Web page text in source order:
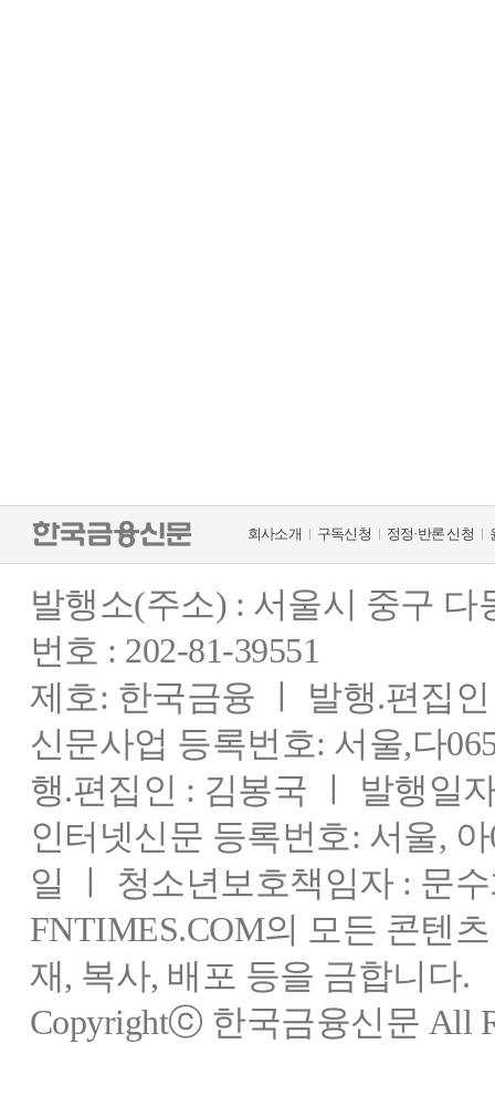
회사소개 구독신청 정정·반론 신청
발행소(주소) : 서울시 중구
번호 : 202-81-39551
제호: 한국금융 ㅣ 발행.편집
신문사업 등록번호: 서울,다
행.편집인 : 김봉국 ㅣ 발행일
인터넷신문 등록번호: 서울,
일 ㅣ 청소년보호책임자 : 문
FNTIMES.COM의 모든 콘텐
재, 복사, 배포 등을 금합니다.
Copyrightⓒ 한국금융신문 All